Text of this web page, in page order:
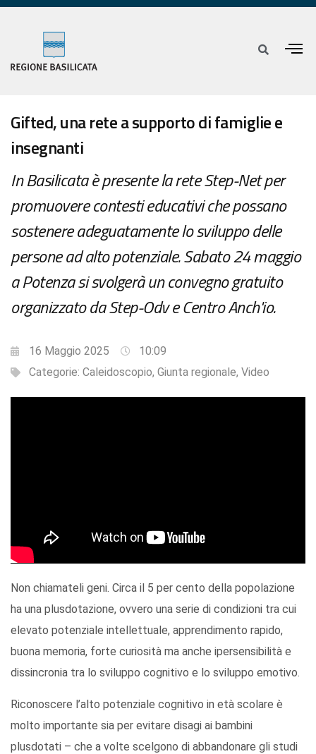
Gifted, una rete a supporto di famiglie e
insegnanti
In Basilicata è presente la rete Step-Net per
promuovere contesti educativi che possano
sostenere adeguatamente lo sviluppo delle
persone ad alto potenziale. Sabato 24 maggio
a Potenza si svolgerà un convegno gratuito
organizzato da Step-Odv e Centro Anch'io.
16 Maggio 2025
10:09
Categorie: Caleidoscopio, Giunta regionale, Video
Non chiamateli geni. Circa il 5 per cento della popolazione
ha una plusdotazione, ovvero una serie di condizioni tra cui
elevato potenziale intellettuale, apprendimento rapido,
buona memoria, forte curiosità ma anche ipersensibilità e
dissincronia tra lo sviluppo cognitivo e lo sviluppo emotivo.
Riconoscere l’alto potenziale cognitivo in età scolare è
molto importante sia per evitare disagi ai bambini
plusdotati – che a volte scelgono di abbandonare gli studi